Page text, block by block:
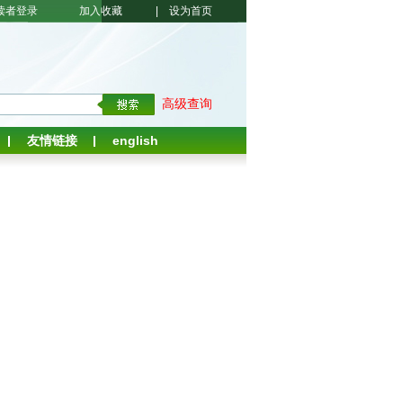
者登录 加入收藏 设为首页
高级查询
友情链接 english